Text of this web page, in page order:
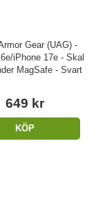
Gear (UAG) -
iPhone 17e - Skal
MagSafe - Svart
649 kr
KÖP